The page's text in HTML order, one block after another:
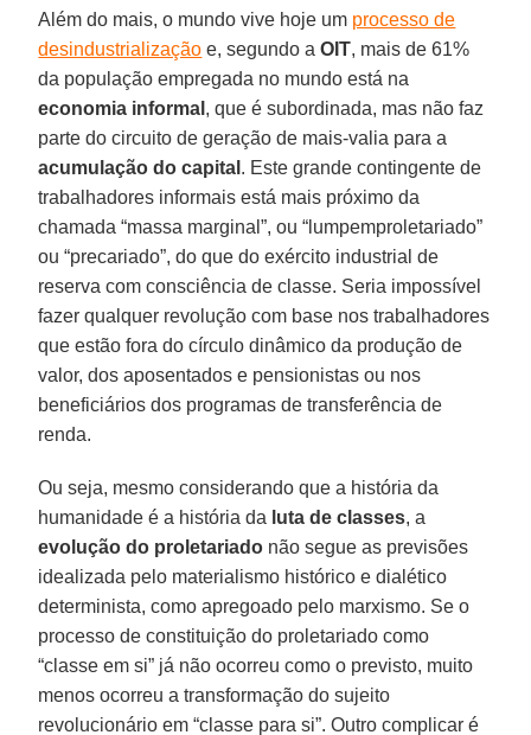
Além do mais, o mundo vive hoje um processo de
desindustrialização e, segundo aOIT, mais de 61%
da população empregada no mundo está na
economia informal , que é subordinada, mas não faz
parte do circuito de geração de mais-valia para a
acumulação do capital . Este grande contingente de
trabalhadores informais está mais próximo da
chamada “massa marginal”, ou “lumpemproletariado”
ou “precariado”, do que do exército industrial de
reserva com consciência de classe. Seria impossível
fazer qualquer revolução com base nos trabalhadores
que estão fora do círculo dinâmico da produção de
valor, dos aposentados e pensionistas ou nos
beneficiários dos programas de transferência de
renda.
Ou seja, mesmo considerando que a história da
humanidade é a história da luta de classes, a
evolução do proletariado não segue as previsões
idealizada pelo materialismo histórico e dialético
determinista, como apregoado pelo marxismo. Se o
processo de constituição do proletariado como
“classe em si” já não ocorreu como o previsto, muito
menos ocorreu a transformação do sujeito
revolucionário em “classe para si”. Outro complicar é